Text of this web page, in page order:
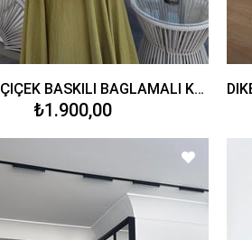
VİNTAGE ÇİÇEK BASKILI BAĞLAMALI KORSE
₺1.900,00